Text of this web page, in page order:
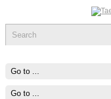
Aktuelle News
mehr...